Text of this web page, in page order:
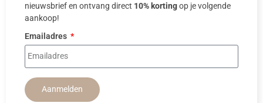
nieuwsbrief en ontvang direct 10% kortingop je volgende
aankoop!
Emailadres
Aanmelden